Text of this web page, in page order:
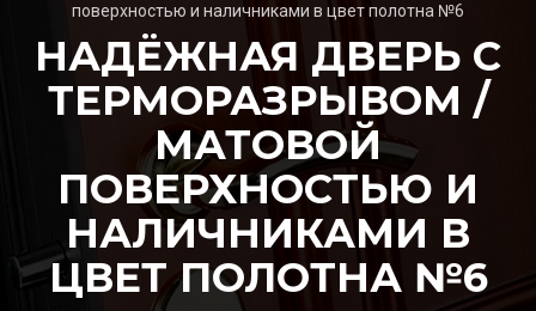
поверхностью и наличниками в цвет полотна №6
НАДЁЖНАЯ ДВЕРЬ С
ТЕРМОРАЗРЫВОМ /
МАТОВОЙ
ПОВЕРХНОСТЬЮ И
НАЛИЧНИКАМИ В
ЦВЕТ ПОЛОТНА №6